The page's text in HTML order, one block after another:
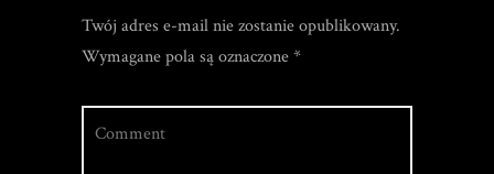
Twój adres e-mail nie zostanie opublikowany.
Wymagane pola są oznaczone*